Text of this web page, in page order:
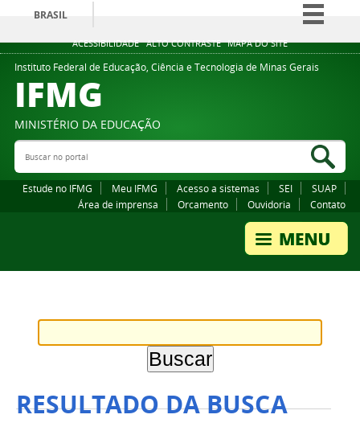
ACESSIBILIDADE ALTO CONTRASTE MAPA DO SITE
BRASIL
Simplifique!
Comunica BR
Legislação
Instituto Federal de Educação, Ciência e Tecnologia de Minas Gerais
IFMG
MINISTÉRIO DA EDUCAÇÃO
Buscar no portal
Estude no IFMG Meu IFMG Acesso a sistemas SEI
SUAP
Área de imprensa
Orcamento Ouvidoria Contato
RESULTADO DA BUSCA